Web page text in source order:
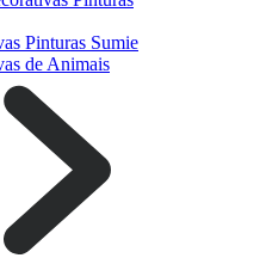
Pinturas Sumie
de Animais